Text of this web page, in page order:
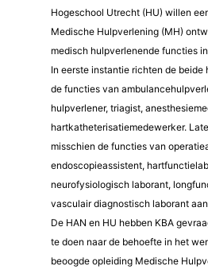
Hogeschool Utrecht (HU) willen
Medische Hulpverlening (MH)
medisch hulpverlenende functies
In eerste instantie richten de beide
de functies van
hulpverlener, triagist,
hartkatheterisatiemedewerker.
misschien de functies van
endoscopieassistent,
neurofysiologisch laborant,
vasculair diagnostisch laborant
De HAN en HU hebben KBA
te doen naar de behoefte in het
beoogde opleiding Medische